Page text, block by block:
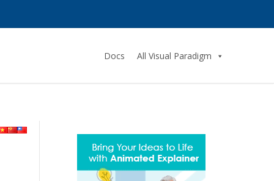
Docs All Visual Paradigm